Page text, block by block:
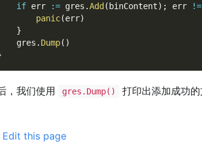
if err := gres .Add(binContent) ; err !=
panic(err)
}
gres
. Dump( )
，我们使用 gres.Dump() 打印出添加成功的
Edit this page